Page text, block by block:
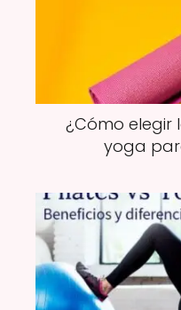
¿Cómo elegir
yoga